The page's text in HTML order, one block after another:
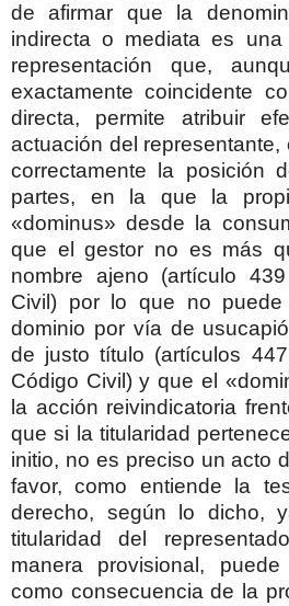
de afirmar que la
indirecta o mediata es
representación que,
exactamente coincidente
directa, permite atribuir
actuación del
correctamente la posición
partes, en la que la
«dominus» desde la
que el gestor no es más
nombre ajeno (artículo
Civil) por lo que no puede
dominio por vía de
de justo título (artículos
Código Civil) y que el
la acción reivindicatoria
que si la titularidad
initio, no es preciso un acto
favor, como entiende la
derecho, según lo dicho,
titularidad del
manera provisional,
como consecuencia de la